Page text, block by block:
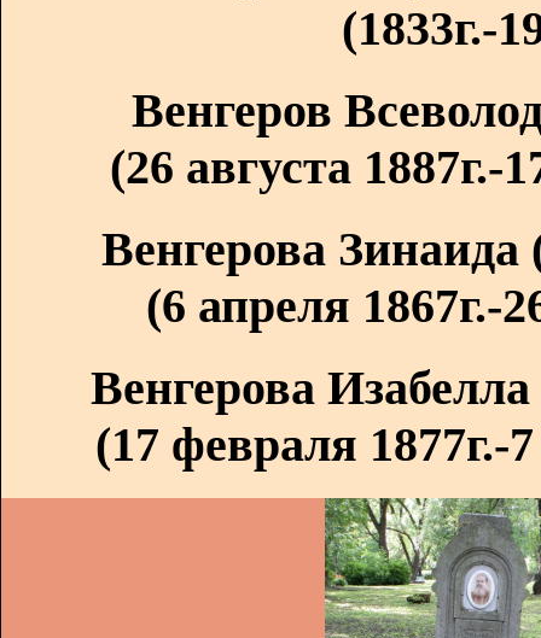
(1833г.-
Венгеров
(26 августа 1887г.-
Венгерова Зинаида
(6 апреля 1867г.-
Венгерова
(17 февраля 1877г.-